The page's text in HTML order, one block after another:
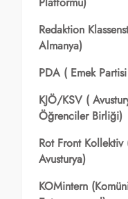
Redaktion
Almanya)
PDA ( Emek
KJÖ/KSV (
Öğrenciler Birliği)
Rot Front Kollektiv
Avusturya)
KOMintern